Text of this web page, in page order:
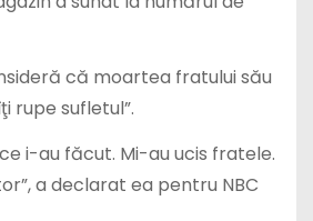
că moartea fratului său
rupe sufletul”.
i-au făcut. Mi-au ucis fratele.
a declarat ea pentru NBC